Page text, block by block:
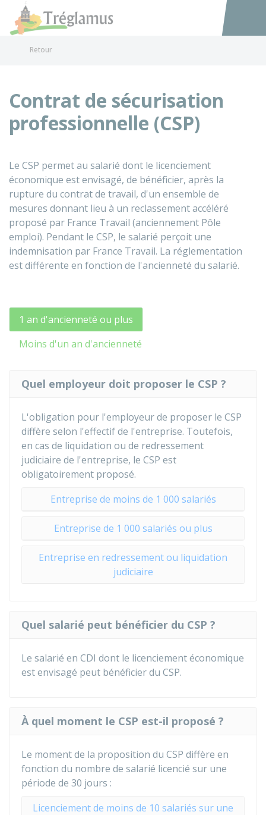
Accéder
Retour
Contrat de sécurisation
professionnelle (CSP)
Le CSP permet au salarié dont le licenciement
économique est envisagé, de bénéficier, après la
rupture du contrat de travail, d'un ensemble de
mesures donnant lieu à un reclassement accéléré
proposé par France Travail (anciennement Pôle
emploi). Pendant le CSP, le salarié perçoit une
indemnisation par France Travail. La réglementation
est différente en fonction de l'ancienneté du salarié.
1 an d'ancienneté ou plus
Moins d'un an d'ancienneté
Quel employeur doit proposer le CSP ?
L'obligation pour l'employeur de proposer le CSP
diffère selon l'effectif de l'entreprise. Toutefois,
en cas de liquidation ou de redressement
judiciaire de l'entreprise, le CSP est
obligatoirement proposé.
Entreprise de moins de 1 000 salariés
Entreprise de 1 000 salariés ou plus
Entreprise en redressement ou liquidation
judiciaire
Quel salarié peut bénéficier du CSP ?
Le salarié en CDI dont le licenciement économique
est envisagé peut bénéficier du CSP.
À quel moment le CSP est-il proposé ?
Le moment de la proposition du CSP diffère en
fonction du nombre de salarié licencié sur une
période de 30 jours :
Licenciement de moins de 10 salariés sur une